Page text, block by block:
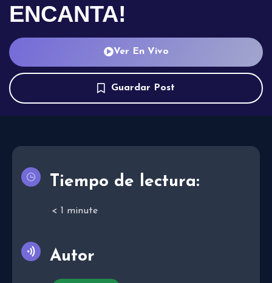
ENCANTA!
Ver En Vivo
Guardar Post
Tiempo de lectura:
< 1 minute
Autor